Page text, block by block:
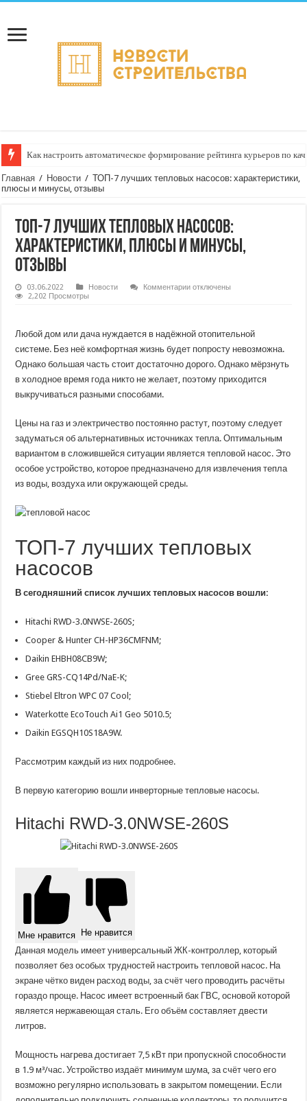
Доставка отправлений с услугой «регистрация номера акта о
Главная / Новости / ТОП-7 лучших тепловых насосов: характеристики,
плюсы и минусы, отзывы
ТОП-7 лучших тепловых насосов:
характеристики, плюсы и минусы,
отзывы
03.06.2022 Новости Комментариик
насосов:
характеристики,
плюсы
минусы,
отзывы
отключены
2,202 Просмотры
Любой дом или дача нуждается в надёжной отопительной
системе. Без неё комфортная жизнь будет попросту невозможна.
Однако большая часть стоит достаточно дорого. Однако мёрзнуть
в холодное время года никто не желает, поэтому приходится
выкручиваться разными способами.
Цены на газ и электричество постоянно растут, поэтому следует
задуматься об альтернативных источниках тепла. Оптимальным
вариантом в сложившейся ситуации является тепловой насос. Это
особое устройство, которое предназначено для извлечения тепла
из воды, воздуха или окружающей среды.
ТОП-7 лучших тепловых
насосов
В сегодняшний список лучших тепловых насосов вошли:
Hitachi RWD-3.0NWSE-260S;
Cooper & Hunter CH-HP36CMFNM;
Daikin EHBH08CB9W;
Gree GRS-CQ14Pd/NaE-K;
Stiebel Eltron WPC 07 Cool;
Waterkotte EcoTouch Ai1 Geo 5010.5;
Daikin EGSQH10S18A9W.
Рассмотрим каждый из них подробнее.
В первую категорию вошли инверторные тепловые насосы.
Hitachi RWD-3.0NWSE-260S
Мне нравится Не нравится
Данная модель имеет универсальный ЖК-контроллер, который
позволяет без особых трудностей настроить тепловой насос. На
экране чётко виден расход воды, за счёт чего проводить расчёты
гораздо проще. Насос имеет встроенный бак ГВС, основой которой
является нержавеющая сталь. Его объём составляет двести
литров.
Мощность нагрева достигает 7,5 кВт при пропускной способности
в 1.9 м³/час. Устройство издаёт минимум шума, за счёт чего его
возможно регулярно использовать в закрытом помещении. Если